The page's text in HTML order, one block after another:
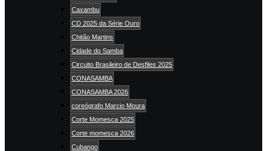
Caxambu
CD 2025 da Série Ouro
Chitão Martins
Cidade do Samba
Circuito Brasileiro de Desfiles 2025
CONASAMBA
CONASAMBA 2026
coreógrafo Marcio Moura
Corte Momesca 2025
Corte momesca 2026
Cubango